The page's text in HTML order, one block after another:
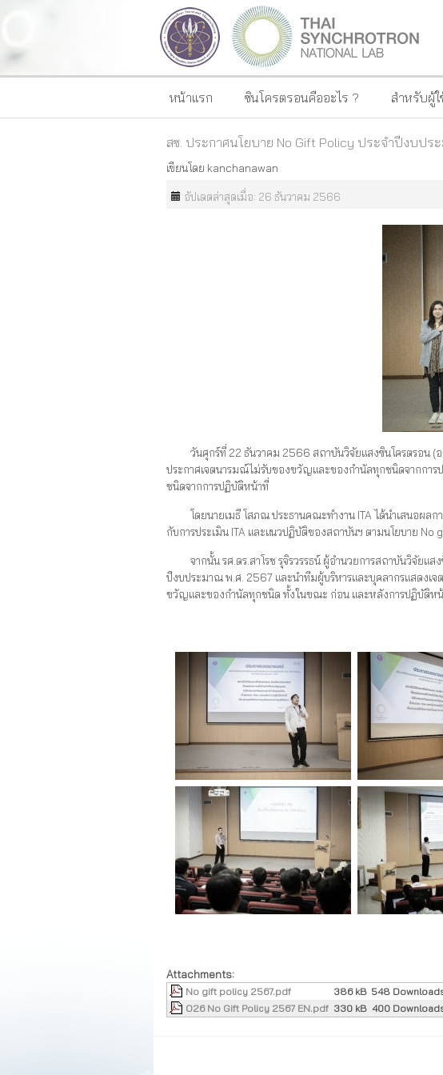
หน้าแรก ซินโครตรอนคืออะไร ? สำหรับผู้
สซ. ประกาศนโยบาย No Gift Policy ประจำปีงบปร
เขียนโดย kanchanawan
อัปเดตล่าสุดเมื่อ: 26 ธันวาคม 2566
วันศุกร์ที่ 22 ธันวาคม 2566 สถาบันวิจัยแสงซินโครตรอน (อ
ประกาศเจตนารมณ์ไม่รับของขวัญและของกำนัลทุกชนิดจากกา
ชนิดจากการปฏิบัติหน้าที่
โดยนายเมธี โสภณ ประธานคณะทำงาน ITA ได้นำเสนอผลกา
กับการประเมิน ITA และแนวปฏิบัติของสถาบันฯ ตามนโยบาย No
จากนั้น รศ.ดร.สาโรช รุจิรวรรธน์ ผู้อำนวยการสถาบันวิจัยแส
ปีงบประมาณ พ.ศ. 2567 และนำทีมผู้บริหารและบุคลากรแสดงเ
ขวัญและของกำนัลทุกชนิด ทั้งในขณะ ก่อน และหลังการปฏิบัติห
Attachments:
No gift policy 2567.pdf 386 kB 548
O26 No Gift Policy 2567 EN.pdf 330 kB 400